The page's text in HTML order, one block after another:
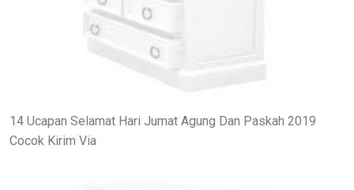
14 Ucapan Selamat Hari Jumat Agung Dan Paskah 2019
Cocok Kirim Via